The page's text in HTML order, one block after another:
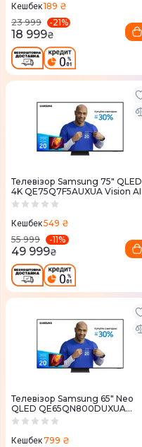
Кешбек189 ₴
23 999
-21%
18 999₴
Телевізор Samsung 75" QLED
4K QE75Q7F5AUXUA Vision AI
Кешбек549 ₴
55 999
-11%
49 999₴
Телевізор Samsung 65" Neo
QLED QE65QN800DUXUA
MiniLED
Кешбек799 ₴